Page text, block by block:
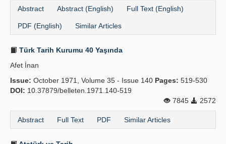
Abstract Abstract (English) Full Text (English)
PDF (English) Similar Articles
Türk Tarih Kurumu 40 Yaşında
Afet İnan
Issue: October 1971, Volume 35 - Issue 140 Pages: 519-530
DOI: 10.37879/belleten.1971.140-519
7845
2572
Abstract Full Text PDF Similar Articles